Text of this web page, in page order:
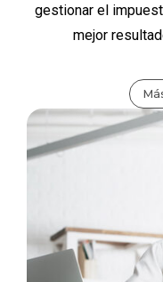
gestionar el
mejor